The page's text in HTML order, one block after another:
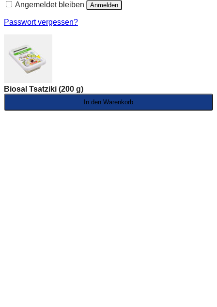
Angemeldet bleiben Anmelden
Passwort vergessen?
Biosal Tsatziki (200 g)
In den Warenkorb